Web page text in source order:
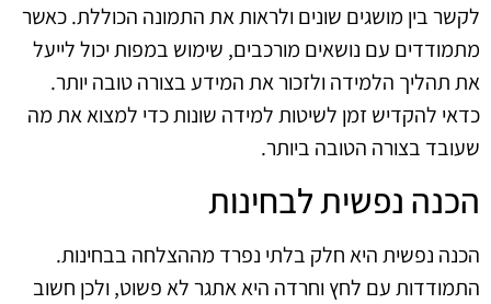
לקשר בין מושגים שונים ולראות את התמונה הכוללת. כאשר
מתמודדים עם נושאים מורכבים, שימוש במפות יכול לייעל
את תהליך הלמידה ולזכור את המידע בצורה טובה יותר.
כדאי להקדיש זמן לשיטות למידה שונות כדי למצוא את מה
שעובד בצורה הטובה ביותר.
הכנה נפשית לבחינות
הכנה נפשית היא חלק בלתי נפרד מההצלחה בבחינות.
התמודדות עם לחץ וחרדה היא אתגר לא פשוט, ולכן חשוב